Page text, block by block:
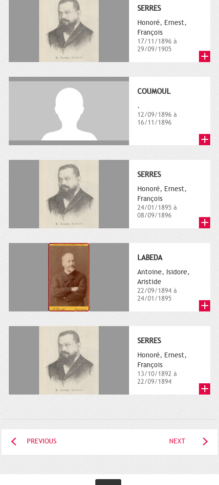
SERRES
Honoré, Ernest,
François
17/11/1896 à
29/09/1905
COUMOUL
.
12/09/1896 à
16/11/1896
SERRES
Honoré, Ernest,
François
24/01/1895 à
08/09/1896
LABEDA
Antoine, Isidore,
Aristide
22/09/1894 à
24/01/1895
SERRES
Honoré, Ernest,
François
13/10/1892 à
22/09/1894
PREVIOUS NEXT